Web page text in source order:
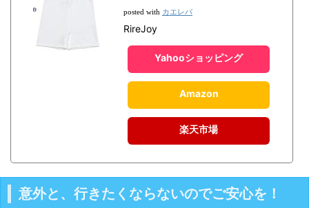
posted with カエレバ
RireJoy
Yahooショッピング
Amazon
楽天市場
意外と、行きたくならないのでご安心を！